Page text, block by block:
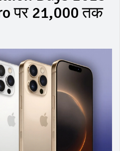
पर ₹21,000 तक